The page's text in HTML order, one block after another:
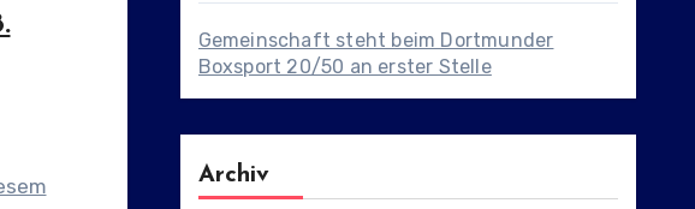
Gemeinschaft steht beim Dortmunder
Boxsport 20/50 an erster Stelle
Archiv